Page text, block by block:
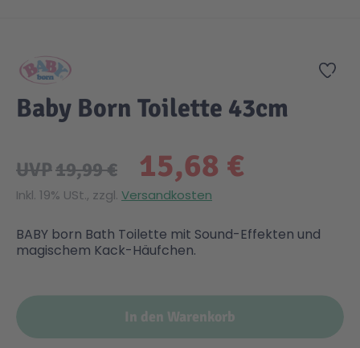
Sicherheit
Krimi / Thriller
Sachbücher / Wissen
Zeit & Reise
Kuscheltiere
Puzzle & Legespiele
Holzspielwaren
Elektronische Spielwaren
DC Comics™ Super Heroes
DUPLO®
Friends
Jurassic World™
Country
Family Fun
Figures
Fun Stars
Zur
Baby Born Toilette 43cm
15,68 €
UVP19,99 €
Inkl. 19% USt., zzgl. Versandkosten
BABY born Bath Toilette mit Sound-Effekten und
magischem Kack-Häufchen.
In den Warenkorb